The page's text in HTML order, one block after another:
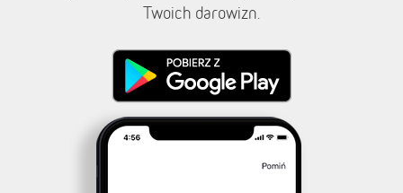
Twoich darowizn.